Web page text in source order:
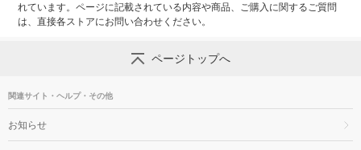
れています。ページに記載されている内容や商品、ご購入に関するご質問
は、直接各ストアにお問い合わせください。
ページトップへ
関連サイト・ヘルプ・その他
お知らせ